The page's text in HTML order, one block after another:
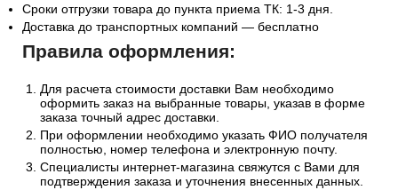
Сроки отгрузки товара до пункта приема ТК: 1-3 дня.
Доставка до транспортных компаний — бесплатно
Правила оформления:
Для расчета стоимости доставки Вам необходимо
оформить заказ на выбранные товары, указав в форме
заказа точный адрес доставки.
При оформлении необходимо указать ФИО получателя
полностью, номер телефона и электронную почту.
Специалисты интернет-магазина свяжутся с Вами для
подтверждения заказа и уточнения внесенных данных.